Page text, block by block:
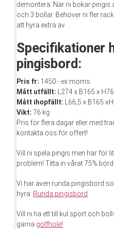
demontera. När ni bokar
och 3 bollar. Behöver ni fler
att hyra extra av.
Specifikationer
pingisbord:
Pris fr: 1450:- ex moms
Mått utfällt:
L274 x B165 x
Mått ihopfällt: L66,5 x B165
Vikt: 76 kg
Pris för flera dagar eller med
kontakta oss för offert!
Vill ni spela pingis men har för
problem! Titta in vårat 75%
Vi har även runda pingisbord
hyra: Runda pingisbord
Vill ni ha ett till kul sport och
gärna golfhole!